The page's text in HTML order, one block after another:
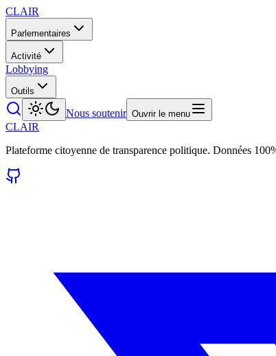
CLAIR
Parlementaires
Activité
Lobbying
Outils
Nous soutenir Ouvrir le menu
CLAIR
Plateforme citoyenne de transparence politique. Données